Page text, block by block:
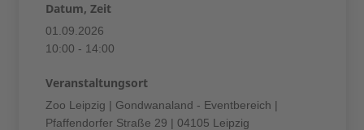
Datum, Zeit
01.09.2026
10:00 - 14:00
Veranstaltungsort
Zoo Leipzig | Gondwanaland - Eventbereich |
Pfaffendorfer Straße 29 | 04105 Leipzig